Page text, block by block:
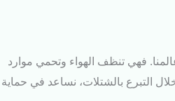
فهي تنظف الهواء وتحمي موارد
التبرع بالشتلات، نساعد في حماية